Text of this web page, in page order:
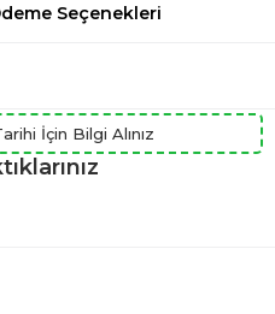
Seçenekleri
İçin Bilgi Alınız